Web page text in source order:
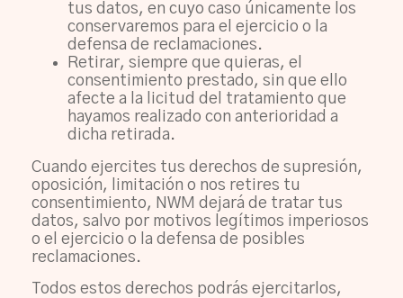
tus datos, en cuyo caso únicamente los
conservaremos para el ejercicio o la
defensa de reclamaciones.
Retirar, siempre que quieras, el
consentimiento prestado, sin que ello
afecte a la licitud del tratamiento que
hayamos realizado con anterioridad a
dicha retirada.
Cuando ejercites tus derechos de supresión,
oposición, limitación o nos retires tu
consentimiento, NWM dejará de tratar tus
datos, salvo por motivos legítimos imperiosos
o el ejercicio o la defensa de posibles
reclamaciones.
Todos estos derechos podrás ejercitarlos,